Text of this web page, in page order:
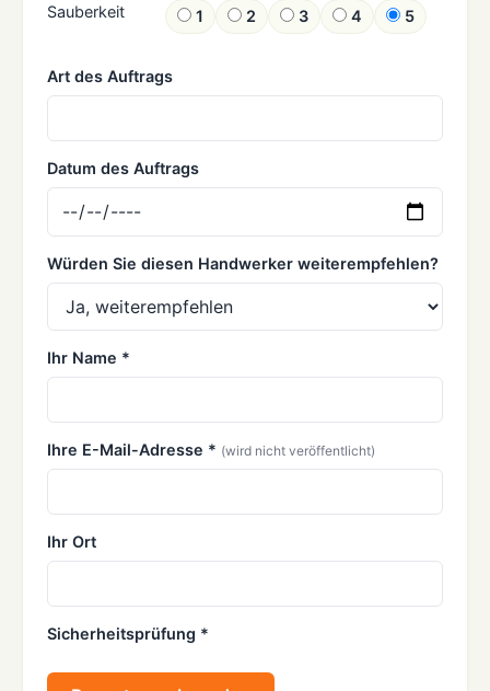
Sauberkeit 1 2 3 4 5
Art des Auftrags
Datum des Auftrags
Würden Sie diesen Handwerker weiterempfehlen?
Ihr Name *
Ihre E-Mail-Adresse * (wird nicht veröffentlicht)
Ihr Ort
Sicherheitsprüfung *